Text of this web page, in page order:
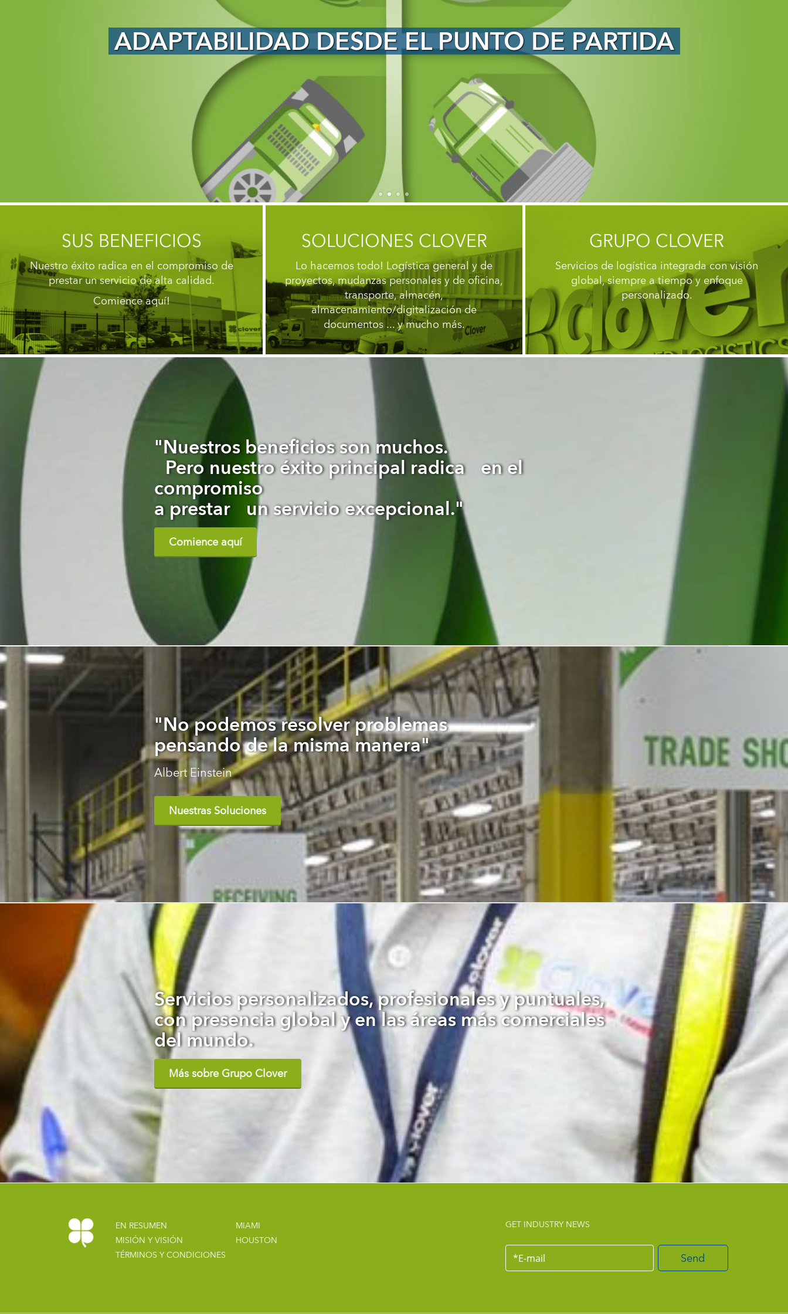
DESDE EL PUNTO DE PARTIDA
SUS BENEFICIOS
Nuestro éxito radica en el compromiso de
prestar un servicio de alta calidad.
Comience aquí!
SOLUCIONES CLOVER
Lo hacemos todo! Logística general y de
proyectos, mudanzas personales y de oficina,
transporte, almacén,
almacenamiento/digitalización de
documentos ... y mucho más.
GRUPO CLOVER
Servicios de logística integrada con visión
global, siempre a tiempo y enfoque
personalizado.
"Nuestros beneficios son muchos.
Pero nuestro éxito principal radica en el
compromiso
a prestar un servicio excepcional."
Comience aquí
"No podemos resolver problemas
pensando de la misma manera"
Albert Einstein
Nuestras Soluciones
Servicios personalizados, profesionales y puntuales,
con presencia global y en las áreas más comerciales
del mundo.
Más sobre Grupo Clover
EN RESUMEN
MIAMI
MISIÓN Y VISIÓN
HOUSTON
TÉRMINOS Y CONDICIONES
GET INDUSTRY NEWS
Send